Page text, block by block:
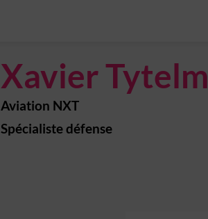
Xavier
Aviation NXT
Spécialiste défense